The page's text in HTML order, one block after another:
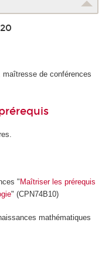
maîtresse de conférences
"Maîtriser les prérequis
" (CPN74B10)
mathématiques